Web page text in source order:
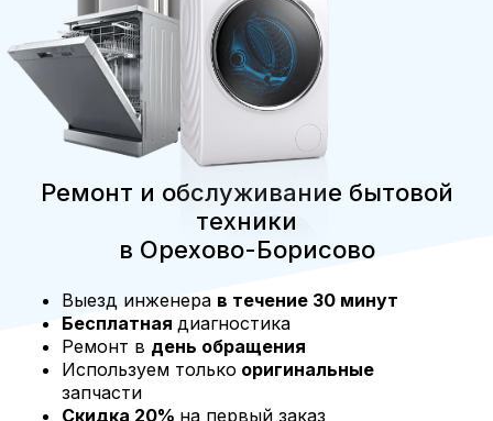
Ремонт и обслуживание бытовой
техники
в Орехово-Борисово
Выезд инженера в течение 30 минут
Бесплатная диагностика
Ремонт в день обращения
Используем только оригинальные
запчасти
Скидка 20% на первый заказ